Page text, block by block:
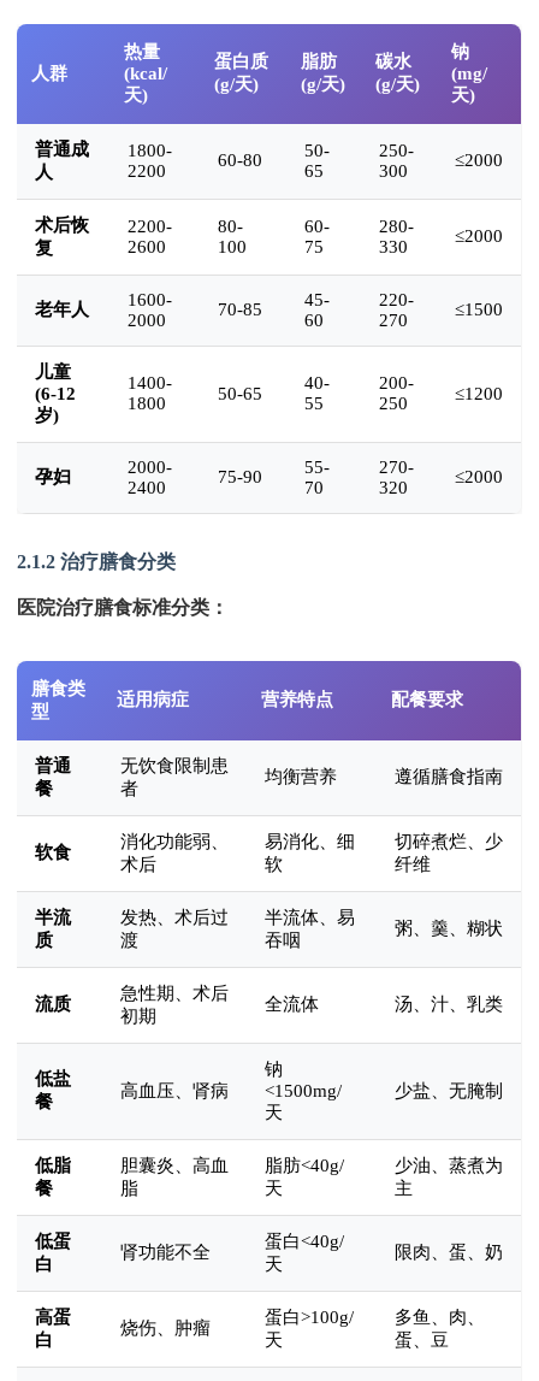
人群
热量
(kcal/
天)
蛋白质
(g/天)
脂肪
(g/天)
碳水
(g/天)
钠
(mg/
天)
普通成
人
1800-
2200
60-80
50-
65
250-
300
≤2000
术后恢
复
2200-
2600
80-
100
60-
75
280-
330
≤2000
老年人
1600-
2000
70-85
45-
60
220-
270
≤1500
儿童
(6-12
岁)
1400-
1800
50-65
40-
55
200-
250
≤1200
孕妇
2000-
2400
75-90
55-
70
270-
320
≤2000
2.1.2 治疗膳食分类
医院治疗膳食标准分类：
膳食类
型
适用病症 营养特点 配餐要求
普通
餐
无饮食限制患
者
均衡营养 遵循膳食指南
软食
消化功能弱、
术后
易消化、细
软
切碎煮烂、少
纤维
半流
质
发热、术后过
渡
半流体、易
吞咽
粥、羹、糊状
流质
急性期、术后
初期
全流体 汤、汁、乳类
低盐
餐
高血压、肾病
钠
<1500mg/
天
少盐、无腌制
低脂
餐
胆囊炎、高血
脂
脂肪<40g/
天
少油、蒸煮为
主
低蛋
白
肾功能不全
蛋白<40g/
天
限肉、蛋、奶
高蛋
白
烧伤、肿瘤
蛋白>100g/
天
多鱼、肉、
蛋、豆